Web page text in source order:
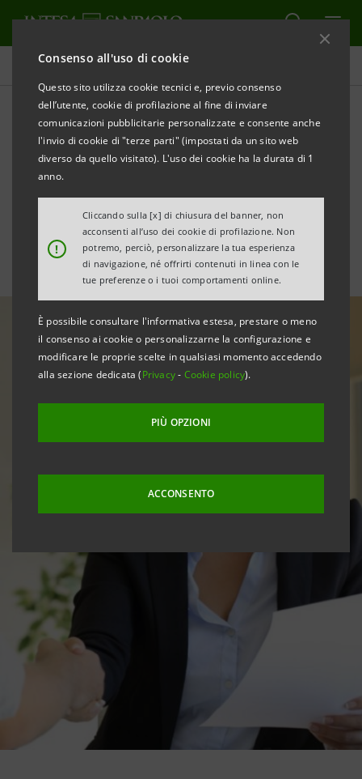
Consenso all'uso di cookie
Questo sito utilizza cookie tecnici e, previo consenso
dell’utente, cookie di profilazione al fine di inviare
comunicazioni pubblicitarie personalizzate e consente anche
l'invio di cookie di "terze parti" (impostati da un sito web
diverso da quello visitato). L'uso dei cookie ha la durata di 1
anno.
!
Cliccando sulla [x] di chiusura del banner, non
acconsenti all’uso dei cookie di profilazione. Non
potremo, perciò, personalizzare la tua esperienza
di navigazione, né offrirti contenuti in linea con le
tue preferenze o i tuoi comportamenti online.
È possibile consultare l'informativa estesa, prestare o meno
il consenso ai cookie o personalizzarne la configurazione e
modificare le proprie scelte in qualsiasi momento accedendo
alla sezione dedicata (Privacy- Cookie policy).
PIÙ OPZIONI
ACCONSENTO
Tutte le news
Basket Bond da €5 milioni
per la crescita di Lavoropiù,
in partnership con ELITE